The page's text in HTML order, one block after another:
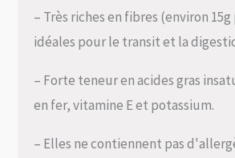
– Très riches en fibres (environ
idéales pour le transit et la
– Forte teneur en acides gras
en fer, vitamine E et potassium.
– Elles ne contiennent pas